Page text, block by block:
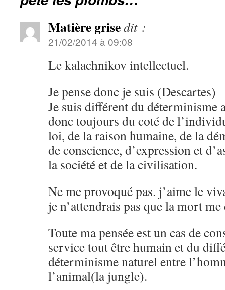
Matière grisedit :
21/02/2014 à 09:08
Le kalachnikov intellectuel.
Je pense donc je suis (Descartes)
Je suis différent du déterminisme
donc toujours du coté de
loi, de la raison humaine, de la
de conscience, d’expression et
la société et de la civilisation.
Ne me provoqué pas. j’aime le
je n’attendrais pas que la mort
Toute ma pensée est un cas de
service tout être humain et du
déterminisme naturel entre
l’animal(la jungle).